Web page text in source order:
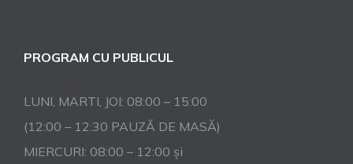
PROGRAM CU PUBLICUL
LUNI, MARTI, JOI: 08:00 – 15:00
(12:00 – 12:30 PAUZĂ DE MASĂ)
MIERCURI: 08:00 – 12:00 și